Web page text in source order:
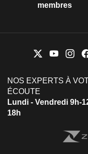
membres
NOS EXPERTS À
ÉCOUTE
Lundi - Vendredi 9h-
18h